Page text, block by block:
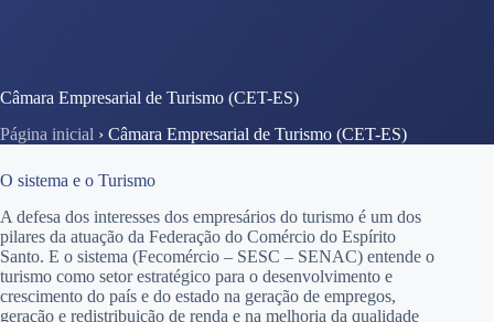
Câmara Empresarial de Turismo (CET-ES)
Página inicial › Câmara Empresarial de Turismo (CET-ES)
O sistema e o Turismo
A defesa dos interesses dos empresários do turismo é um dos
pilares da atuação da Federação do Comércio do Espírito
Santo. E o sistema (Fecomércio – SESC – SENAC) entende o
turismo como setor estratégico para o desenvolvimento e
crescimento do país e do estado na geração de empregos,
geração e redistribuição de renda e na melhoria da qualidade